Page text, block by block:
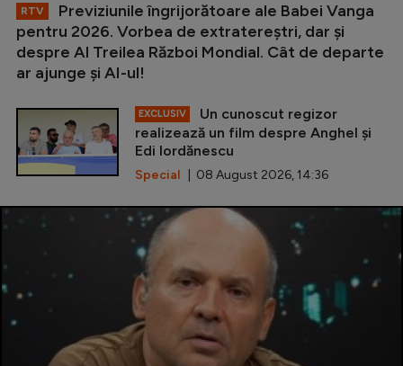
RTV
Previziunile îngrijorătoare ale Babei Vanga
pentru 2026. Vorbea de extratereștri, dar și
despre Al Treilea Război Mondial. Cât de departe
ar ajunge și AI-ul!
EXCLUSIV
Un cunoscut regizor
realizează un film despre Anghel și
Edi Iordănescu
Special | 08 August 2026, 14:36